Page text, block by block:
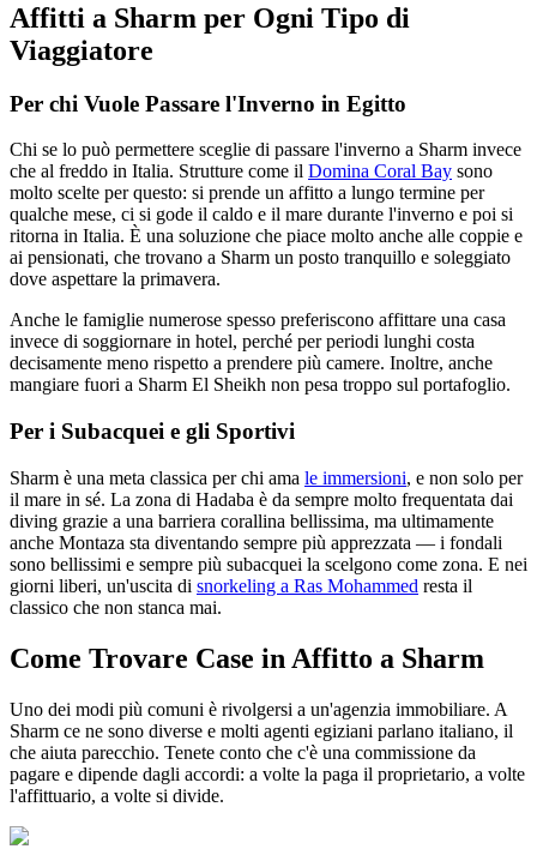
Affitti a Sharm per Ogni Tipo di
Viaggiatore
Per chi Vuole Passare l'Inverno in Egitto
Chi se lo può permettere sceglie di passare l'inverno a Sharm invece
che al freddo in Italia. Strutture come il Domina Coral Bay sono
molto scelte per questo: si prende un affitto a lungo termine per
qualche mese, ci si gode il caldo e il mare durante l'inverno e poi si
ritorna in Italia. È una soluzione che piace molto anche alle coppie e
ai pensionati, che trovano a Sharm un posto tranquillo e soleggiato
dove aspettare la primavera.
Anche le famiglie numerose spesso preferiscono affittare una casa
invece di soggiornare in hotel, perché per periodi lunghi costa
decisamente meno rispetto a prendere più camere. Inoltre, anche
mangiare fuori a Sharm El Sheikh non pesa troppo sul portafoglio.
Per i Subacquei e gli Sportivi
Sharm è una meta classica per chi ama le immersioni, e non solo per
il mare in sé. La zona di Hadaba è da sempre molto frequentata dai
diving grazie a una barriera corallina bellissima, ma ultimamente
anche Montaza sta diventando sempre più apprezzata — i fondali
sono bellissimi e sempre più subacquei la scelgono come zona. E nei
giorni liberi, un'uscita di snorkeling a Ras Mohammed resta il
classico che non stanca mai.
Come Trovare Case in Affitto a Sharm
Uno dei modi più comuni è rivolgersi a un'agenzia immobiliare. A
Sharm ce ne sono diverse e molti agenti egiziani parlano italiano, il
che aiuta parecchio. Tenete conto che c'è una commissione da
pagare e dipende dagli accordi: a volte la paga il proprietario, a volte
l'affittuario, a volte si divide.